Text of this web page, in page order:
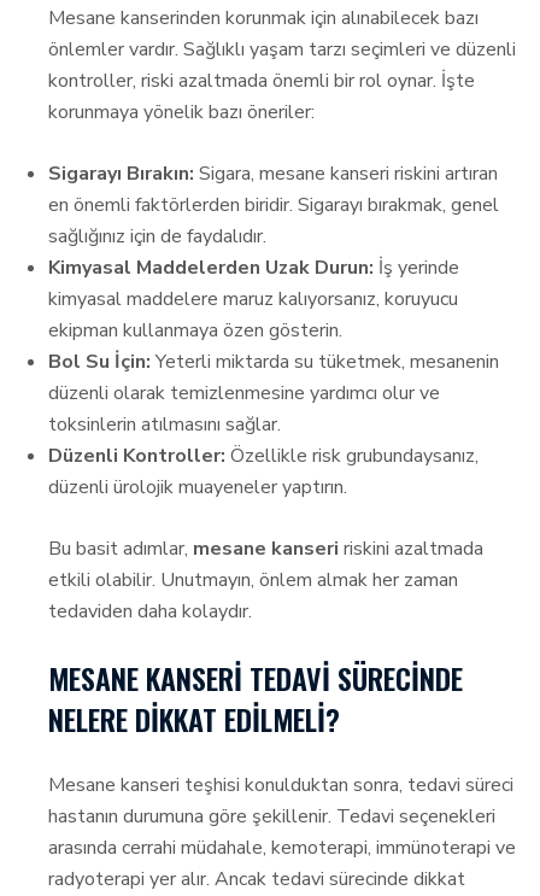
Mesane kanserinden korunmak için alınabilecek bazı
önlemler vardır. Sağlıklı yaşam tarzı seçimleri ve düzenli
kontroller, riski azaltmada önemli bir rol oynar. İşte
korunmaya yönelik bazı öneriler:
Sigarayı Bırakın: Sigara, mesane kanseri riskini artıran
en önemli faktörlerden biridir. Sigarayı bırakmak, genel
sağlığınız için de faydalıdır.
Kimyasal Maddelerden Uzak Durun: İş yerinde
kimyasal maddelere maruz kalıyorsanız, koruyucu
ekipman kullanmaya özen gösterin.
Bol Su İçin:Yeterli miktarda su tüketmek, mesanenin
düzenli olarak temizlenmesine yardımcı olur ve
toksinlerin atılmasını sağlar.
Düzenli Kontroller: Özellikle risk grubundaysanız,
düzenli ürolojik muayeneler yaptırın.
Bu basit adımlar, mesane kanseri riskini azaltmada
etkili olabilir. Unutmayın, önlem almak her zaman
tedaviden daha kolaydır.
MESANE KANSERI TEDAVI SÜRECINDE
NELERE DIKKAT EDILMELI?
Mesane kanseri teşhisi konulduktan sonra, tedavi süreci
hastanın durumuna göre şekillenir. Tedavi seçenekleri
arasında cerrahi müdahale, kemoterapi, immünoterapi ve
radyoterapi yer alır. Ancak tedavi sürecinde dikkat